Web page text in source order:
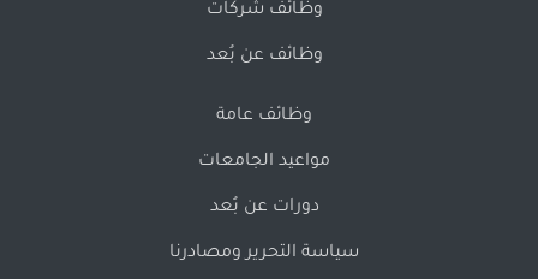
وظائف شركات
وظائف عن بُعد
وظائف عامة
مواعيد الجامعات
دورات عن بُعد
سياسة التحرير ومصادرنا